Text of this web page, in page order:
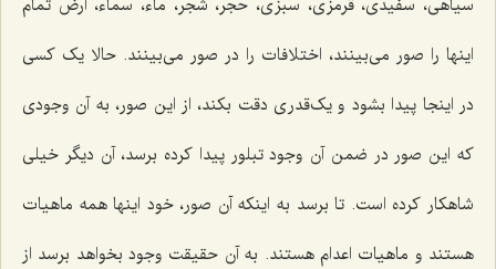
سیاهى، سفیدى، قرمزى، سبزى، حجر، شجر، ماء، سماء، أرض تمام
اینها را صور مى‌بینند، اختلافات را در صور مى‌بینند. حالا یک کسى
در اینجا پیدا بشود و یک‌قدرى دقت بکند، از این صور، به آن وجودى
که این صور در ضمن آن وجود تبلور پیدا کرده برسد، آن دیگر خیلى
شاهکار کرده است. تا برسد به اینکه آن صور، خود اینها همه ماهیات
هستند و ماهیات اعدام هستند. به آن حقیقت وجود بخواهد برسد از